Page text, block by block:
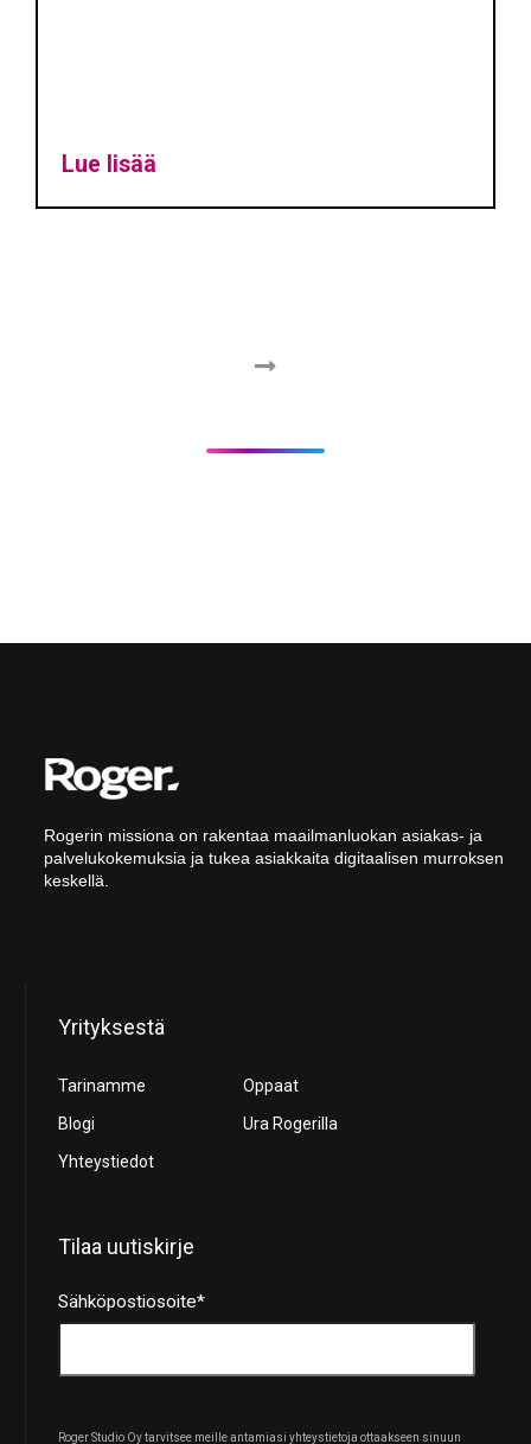
Lue lisää
Rogerin missiona on rakentaa maailmanluokan asiakas- ja
palvelukokemuksia ja tukea asiakkaita digitaalisen murroksen
keskellä.
Yrityksestä
Tarinamme
Oppaat
Blogi
Ura Rogerilla
Yhteystiedot
Tilaa uutiskirje
Sähköpostiosoite*
Roger Studio Oy tarvitsee meille antamiasi yhteystietoja ottaakseen sinuun